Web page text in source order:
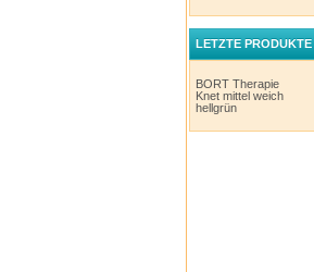
LETZTE PRODUKTE
BORT Therapie
Knet mittel weich
hellgrün